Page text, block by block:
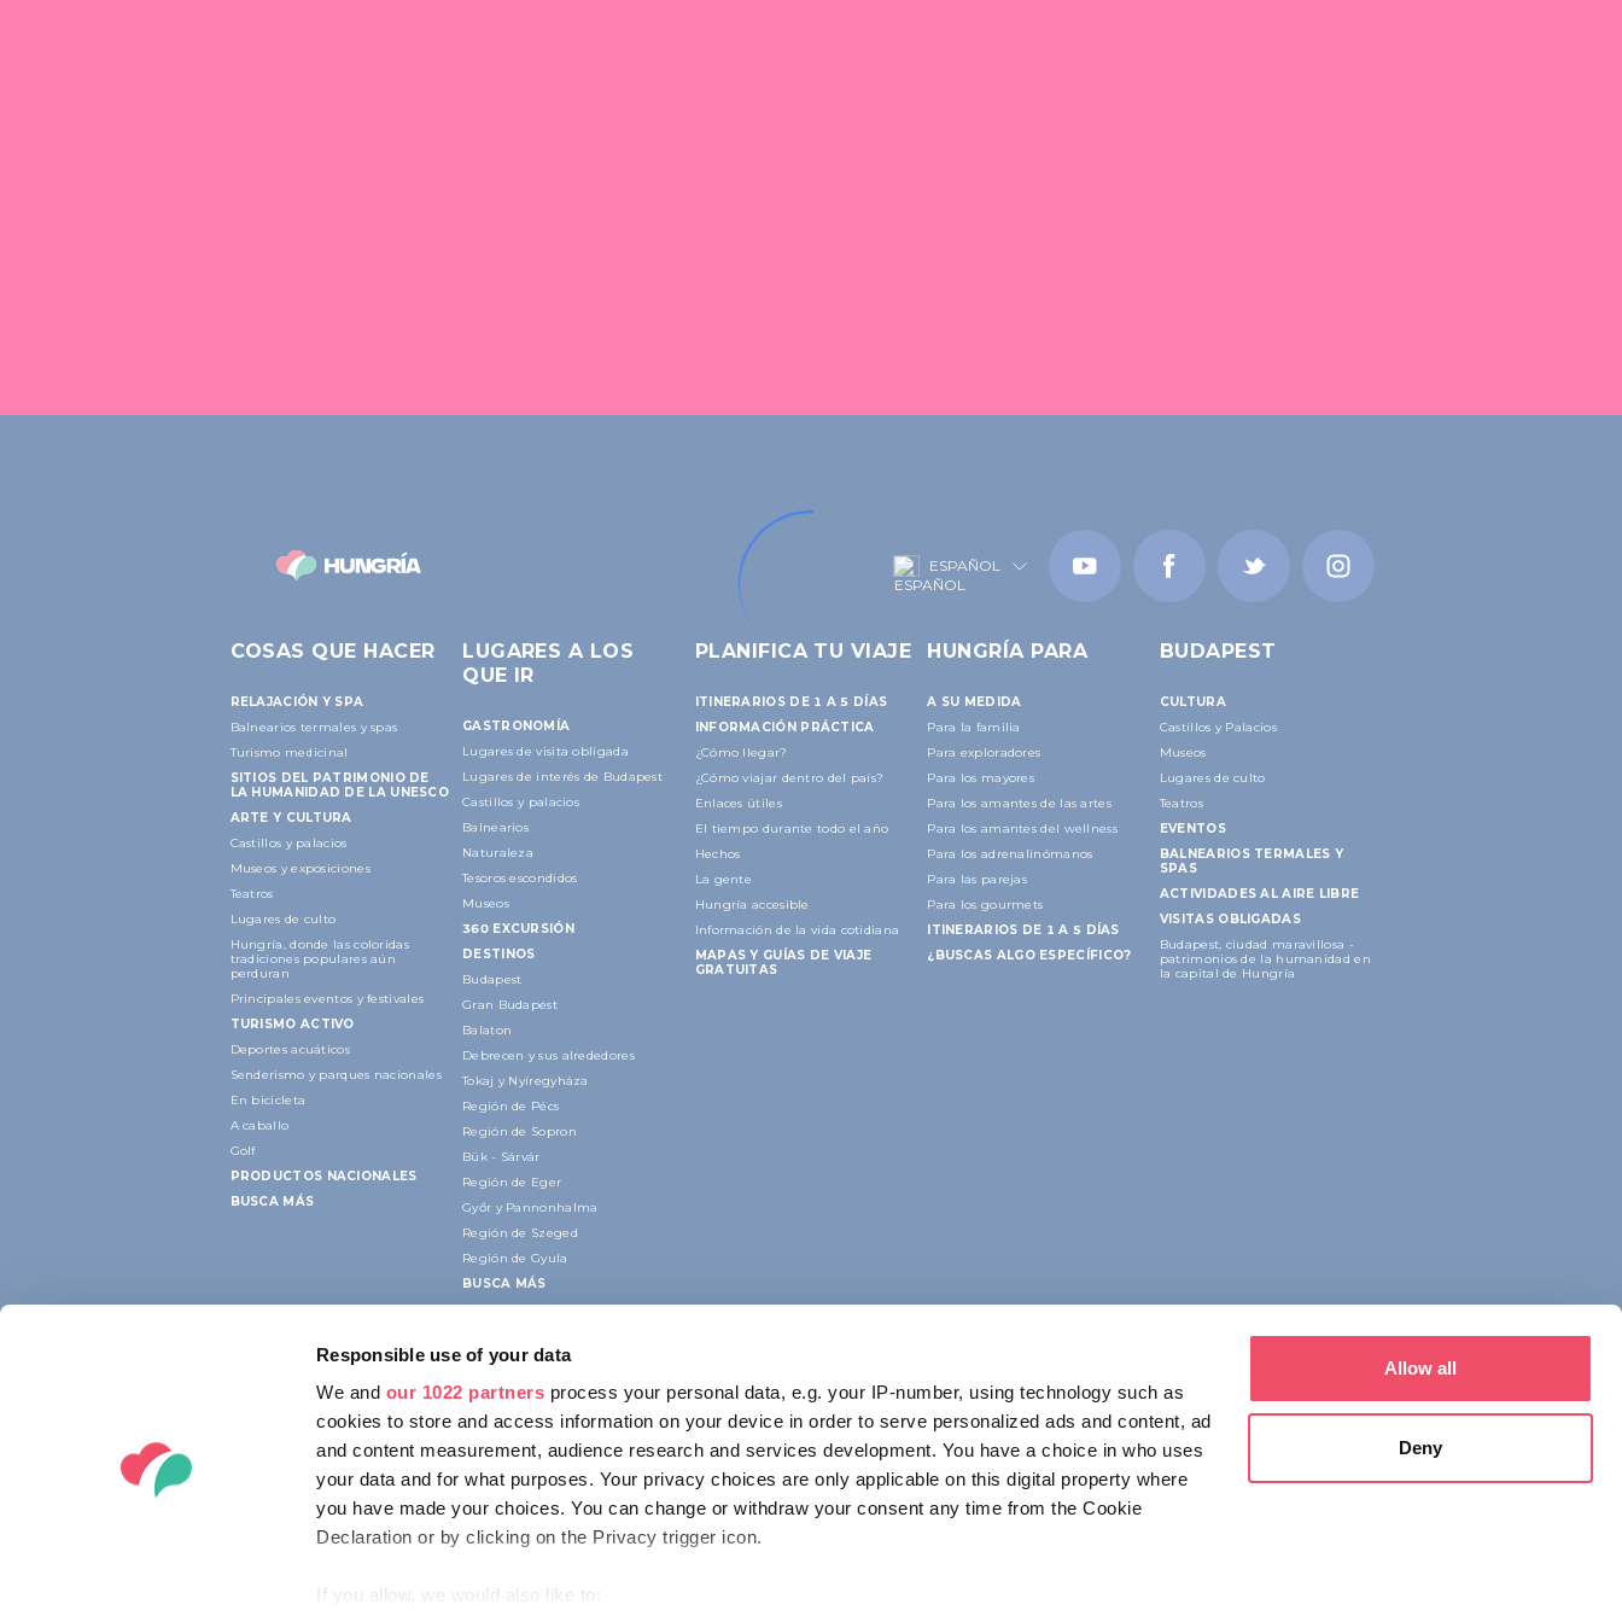
Responsible use of your data
We and our 1022 partners process your personal data, e.g. your IP-number, using technology such as
cookies to store and access information on your device in order to serve personalized ads and content, ad
and content measurement, audience research and services development. You have a choice in who uses
your data and for what purposes. Your privacy choices are only applicable on this digital property where
you have made your choices. You can change or withdraw your consent any time from the Cookie
Declaration or by clicking on the Privacy trigger icon.
If you allow, we would also like to:
Allow all
Deny
ESPAÑOL
COSAS QUE HACER
RELAJACIÓN Y SPA
Balnearios termales y spas
Turismo medicinal
SITIOS DEL PATRIMONIO DE
LA HUMANIDAD DE LA UNESCO
ARTE Y CULTURA
Castillos y palacios
Museos y exposiciones
Teatros
Lugares de culto
Hungría, donde las coloridas
tradiciones populares aún
perduran
Principales eventos y festivales
TURISMO ACTIVO
Deportes acuáticos
Senderismo y parques nacionales
En bicicleta
A caballo
Golf
PRODUCTOS NACIONALES
BUSCA MÁS
LUGARES A LOS
QUE IR
GASTRONOMÍA
Lugares de visita obligada
Lugares de interés de Budapest
Castillos y palacios
Balnearios
Naturaleza
Tesoros escondidos
Museos
360 EXCURSIÓN
DESTINOS
Budapest
Gran Budapest
Balaton
Debrecen y sus alrededores
Tokaj y Nyíregyháza
Región de Pécs
Región de Sopron
Bük - Sárvár
Región de Eger
Győr y Pannonhalma
Región de Szeged
Región de Gyula
BUSCA MÁS
PLANIFICA TU VIAJE
ITINERARIOS DE 1 A 5 DÍAS
INFORMACIÓN PRÁCTICA
¿Cómo llegar?
¿Cómo viajar dentro del país?
Enlaces útiles
El tiempo durante todo el año
Hechos
La gente
Hungría accesible
Información de la vida cotidiana
MAPAS Y GUÍAS DE VIAJE
GRATUITAS
HUNGRÍA PARA
A SU MEDIDA
Para la familia
Para exploradores
Para los mayores
Para los amantes de las artes
Para los amantes del wellness
Para los adrenalinómanos
Para las parejas
Para los gourmets
ITINERARIOS DE 1 A 5 DÍAS
¿BUSCAS ALGO ESPECÍFICO?
BUDAPEST
CULTURA
Castillos y Palacios
Museos
Lugares de culto
Teatros
EVENTOS
BALNEARIOS TERMALES Y
SPAS
ACTIVIDADES AL AIRE LIBRE
VISITAS OBLIGADAS
Budapest, ciudad maravillosa -
patrimonios de la humanidad en
la capital de Hungría
CONTACTO
Alkotás utca 19